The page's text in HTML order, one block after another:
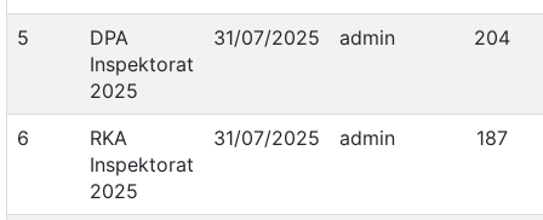
5
DPA
Inspektorat
2025
31/07/2025 admin 204
6
RKA
Inspektorat
2025
31/07/2025 admin 187